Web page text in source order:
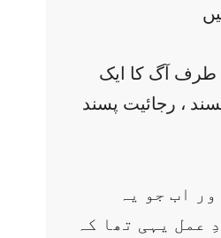
طرف آگ کا ایک
، رجائیت پسند
اب جو یہ
عمل یہی تھا کہ